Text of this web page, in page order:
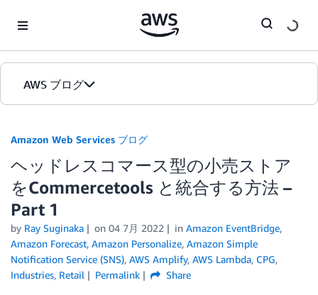
AWS ブログ
カテゴリ
エディション
Amazon Web Services ブログ
ヘッドレスコマース型の小売ストア
をCommercetools と統合する方法 –
Part 1
by Ray Suginaka on 04 7月 2022 in Amazon EventBridge,
Amazon Forecast, Amazon Personalize, Amazon Simple
Notification Service (SNS), AWS Amplify, AWS Lambda, CPG,
Industries, Retail Permalink Share